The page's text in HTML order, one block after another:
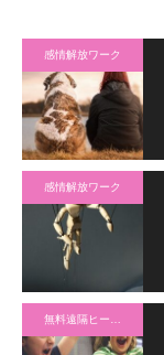
感情解放ワーク
感情解放ワーク